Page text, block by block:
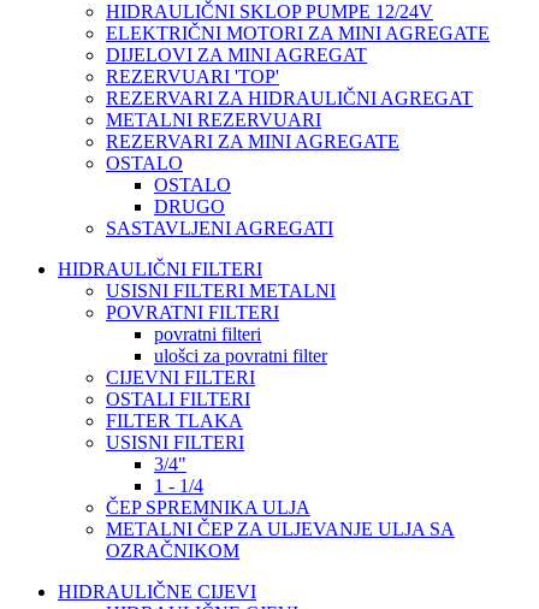
HIDRAULIČNI SKLOP PUMPE 12/24V
ELEKTRIČNI MOTORI ZA MINI AGREGATE
DIJELOVI ZA MINI AGREGAT
REZERVUARI 'TOP'
REZERVARI ZA HIDRAULIČNI AGREGAT
METALNI REZERVUARI
REZERVARI ZA MINI AGREGATE
OSTALO
OSTALO
DRUGO
SASTAVLJENI AGREGATI
HIDRAULIČNI FILTERI
USISNI FILTERI METALNI
POVRATNI FILTERI
povratni filteri
ulošci za povratni filter
CIJEVNI FILTERI
OSTALI FILTERI
FILTER TLAKA
USISNI FILTERI
3/4"
1 - 1/4
ČEP SPREMNIKA ULJA
METALNI ČEP ZA ULJEVANJE ULJA SA
OZRAČNIKOM
HIDRAULIČNE CIJEVI